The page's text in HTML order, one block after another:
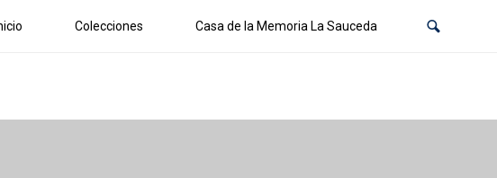
Colecciones Casa de la Memoria La Sauceda